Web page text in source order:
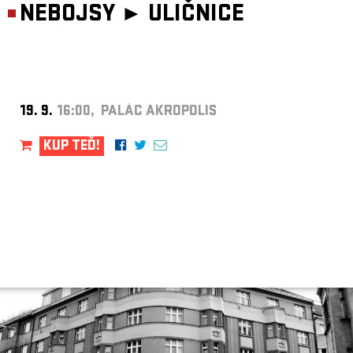
NEBOJSY ► ULIČNICE
19. 9. 16:00, PALÁC AKROPOLIS
KUP TEĎ!